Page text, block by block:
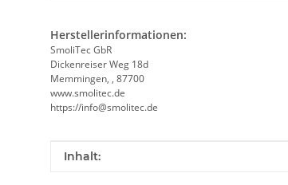
Herstellerinformationen:
SmoliTec GbR
Dickenreiser Weg 18d
Memmingen, , 87700
www.smolitec.de
https://info@smolitec.de
Produkteigenschaft
Wert
Inhalt: